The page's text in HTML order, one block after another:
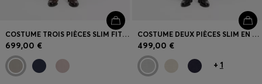
COSTUME TROIS PIÈCES SLIM FIT EN LAINE VIERGE
699,00 €
COSTUME DEUX PIÈCES SLIM EN TISSU À MICRO MOTIF
499,00 €
+ 1